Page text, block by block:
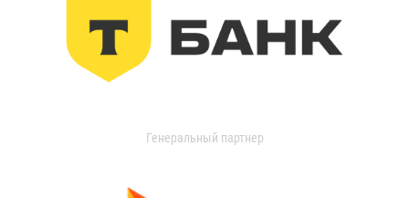
Генеральный партнер